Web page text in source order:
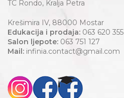
TC Rondo, Kralja Petra
Krešimira IV, 88000 Mostar
Edukacija i prodaja: 063 620 355
Salon ljepote: 063 751 127
Mail: infinia.contact@gmail.com